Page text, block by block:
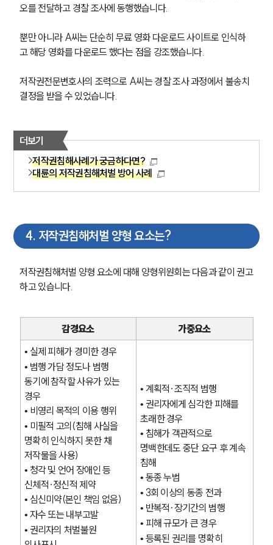
그룹소개
그룹소개
글로벌 파트너 로펌
고객의 소리
통합검색
AI대륜
업무사례
주요 업무사례
사례분석/최신동향
법률정보
법률지식인
고객후기
오를 전달하고 경찰 조사에 동행했습니다.
뿐만 아니라 A씨는 단순히 무료 영화 다운로드 사이트로 인식하
고 해당 영화를 다운로드 했다는 점을 강조했습니다.
저작권전문변호사의 조력으로 A씨는 경찰 조사 과정에서 불송치
결정을 받을 수 있었습니다.
더보기
저작권침해사례가 궁금하다면?
대륜의 저작권침해처벌 방어 사례
4. 저작권침해처벌 양형 요소는?
저작권침해처벌 양형 요소에 대해 양형위원회는 다음과 같이 권고
하고 있습니다.
감경요소
가중요소
• 실제 피해가 경미한 경우
• 범행 가담 정도나 범행
동기에 참작할 사유가 있는
경우
• 비영리 목적의 이용 행위
• 미필적 고의(침해 사실을
명확히 인식하지 못한 채
저작물을 사용)
• 청각 및 언어 장애인 등
신체적·정신적 제약
• 심신미약(본인 책임 없음)
• 자수 또는 내부고발
• 권리자의 처벌불원
• 계획적·조직적 범행
• 권리자에게 심각한 피해를
초래한 경우
• 침해가 객관적으로
명백한데도 중단 요구 후 계속
침해
• 동종 누범
• 3회 이상의 동종 전과
• 반복적·장기간의 범행
• 피해 규모가 큰 경우
• 등록된 권리를 명확히